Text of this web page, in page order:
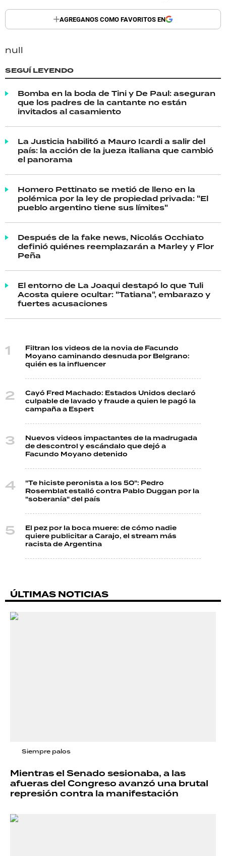
AGREGANOS COMO FAVORITOS EN
null
SEGUÍ LEYENDO
Bomba en la boda de Tini y De Paul: aseguran
que los padres de la cantante no están
invitados al casamiento
La Justicia habilitó a Mauro Icardi a salir del
país: la acción de la jueza italiana que cambió
el panorama
Homero Pettinato se metió de lleno en la
polémica por la ley de propiedad privada: "El
pueblo argentino tiene sus límites"
Después de la fake news, Nicolás Occhiato
definió quiénes reemplazarán a Marley y Flor
Peña
El entorno de La Joaqui destapó lo que Tuli
Acosta quiere ocultar: "Tatiana", embarazo y
fuertes acusaciones
Filtran los videos de la novia de Facundo
Moyano caminando desnuda por Belgrano:
quién es la influencer
Cayó Fred Machado: Estados Unidos declaró
culpable de lavado y fraude a quien le pagó la
campaña a Espert
Nuevos videos impactantes de la madrugada
de descontrol y escándalo que dejó a
Facundo Moyano detenido
"Te hiciste peronista a los 50": Pedro
Rosemblat estalló contra Pablo Duggan por la
"soberanía" del país
El pez por la boca muere: de cómo nadie
quiere publicitar a Carajo, el stream más
racista de Argentina
ÚLTIMAS NOTICIAS
Siempre palos
Mientras el Senado sesionaba, a las
afueras del Congreso avanzó una brutal
represión contra la manifestación